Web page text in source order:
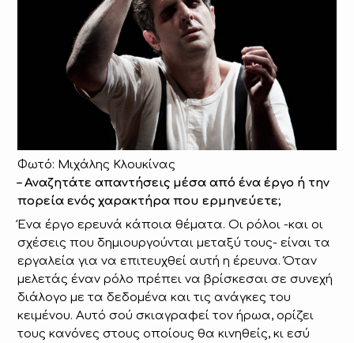
Φωτό: Μιχάλης Κλουκίνας
– Αναζητάτε απαντήσεις μέσα από ένα έργο ή την
πορεία ενός χαρακτήρα που ερμηνεύετε;
Ένα έργο ερευνά κάποια θέματα. Οι ρόλοι -και οι
σχέσεις που δημιουργούνται μεταξύ τους- είναι τα
εργαλεία για να επιτευχθεί αυτή η έρευνα. Όταν
μελετάς έναν ρόλο πρέπει να βρίσκεσαι σε συνεχή
διάλογο με τα δεδομένα και τις ανάγκες του
κειμένου. Αυτό σού σκιαγραφεί τον ήρωα, ορίζει
τους κανόνες στους οποίους θα κινηθείς, κι εσύ